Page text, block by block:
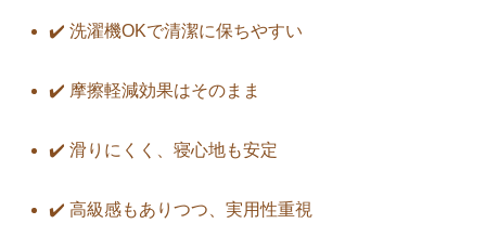
✔️ 洗濯機OKで清潔に保ちやすい
✔️ 摩擦軽減効果はそのまま
✔️ 滑りにくく、寝心地も安定
✔️ 高級感もありつつ、実用性重視